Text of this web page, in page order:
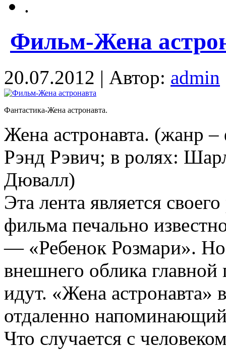
.
Фильм-Жена
20.07.2012 | Автор: admin
Фантастика-Жена астронавта.
Жена астронавта. (жанр
Рэнд Рэвич; в ролях:
Дювалл)
Эта лента является
фильма печально
— «Ребенок Розмари».
внешнего облика главной
идут. «Жена астронавта»
отдаленно
Что случается с